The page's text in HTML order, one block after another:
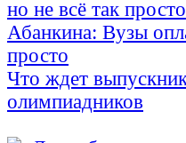
Абанкина: Вузы
просто
Что ждет
олимпиадников